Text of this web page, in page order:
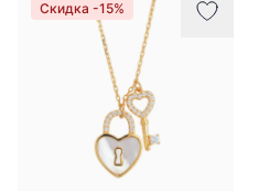
Скидка -15%